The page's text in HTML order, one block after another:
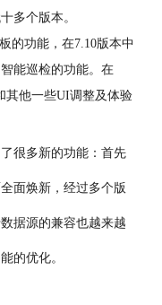
多个版本。
的功能，在7.10版本中
能巡检的功能。在
其他一些UI调整及体验
很多新的功能：首先
面焕新，经过多个版
据源的兼容也越来越
的优化。